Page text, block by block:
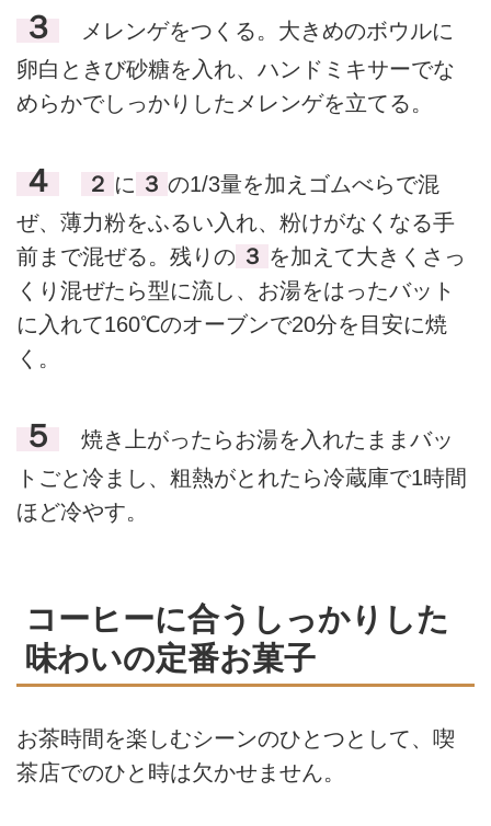
３
メレンゲをつくる。大きめのボウルに
卵白ときび砂糖を入れ、ハンドミキサーでな
めらかでしっかりしたメレンゲを立てる。
４ ２ に ３ の1/3量を加えゴムべらで混
ぜ、薄力粉をふるい入れ、粉けがなくなる手
前まで混ぜる。残りの ３ を加えて大きくさっ
くり混ぜたら型に流し、お湯をはったバット
に入れて160℃のオーブンで20分を目安に焼
く。
５
焼き上がったらお湯を入れたままバッ
トごと冷まし、粗熱がとれたら冷蔵庫で1時間
ほど冷やす。
コーヒーに合うしっかりした
味わいの定番お菓子
お茶時間を楽しむシーンのひとつとして、喫
茶店でのひと時は欠かせません。